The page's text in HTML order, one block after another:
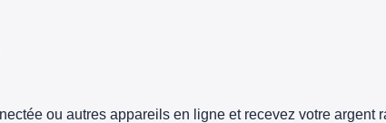
ou autres appareils en ligne et recevez votre argent